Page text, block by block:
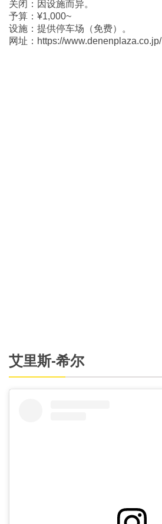
关闭：因设施而异。
予算：¥1,000~
设施：提供停车场（免费）。
网址：https://www.denenplaza.co.jp/
艾里斯-希尔